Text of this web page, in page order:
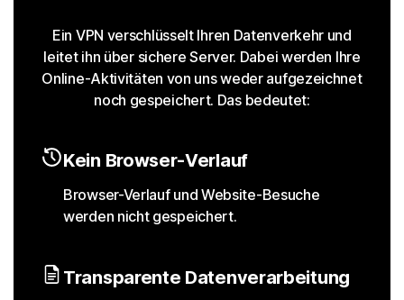
Ein VPN verschlüsselt Ihren Datenverkehr und
leitet ihn über sichere Server. Dabei werden Ihre
Online-Aktivitäten von uns weder aufgezeichnet
noch gespeichert. Das bedeutet:
Kein Browser-Verlauf
Browser-Verlauf und Website-Besuche
werden nicht gespeichert.
Transparente Datenverarbeitung